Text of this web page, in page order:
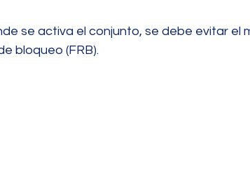
se activa el conjunto, se debe evitar el
bloqueo (FRB).